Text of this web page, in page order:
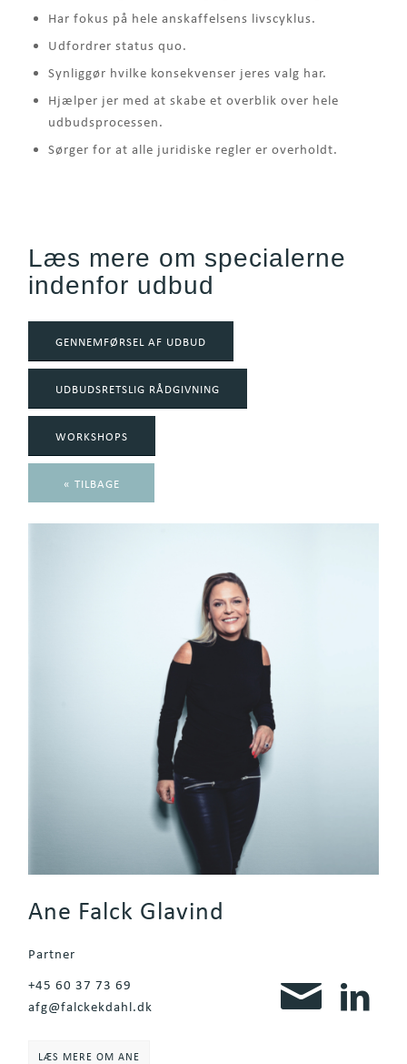
Har fokus på hele anskaffelsens livscyklus.
Udfordrer status quo.
Synliggør hvilke konsekvenser jeres valg har.
Hjælper jer med at skabe et overblik over hele
udbudsprocessen.
Sørger for at alle juridiske regler er overholdt.
Læs mere om specialerne
indenfor udbud
GENNEMFØRSEL AF UDBUD
UDBUDSRETSLIG RÅDGIVNING
WORKSHOPS
« TILBAGE
Ane Falck Glavind
Partner
+45 60 37 73 69
afg@falckekdahl.dk
LÆS MERE OM ANE